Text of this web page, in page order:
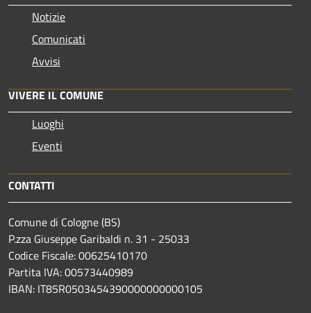
Notizie
Comunicati
Avvisi
VIVERE IL COMUNE
Luoghi
Eventi
CONTATTI
Comune di Cologne (BS)
P.zza Giuseppe Garibaldi n. 31 - 25033
Codice Fiscale: 00625410170
Partita IVA: 00573440989
IBAN: IT85R0503454390000000000105